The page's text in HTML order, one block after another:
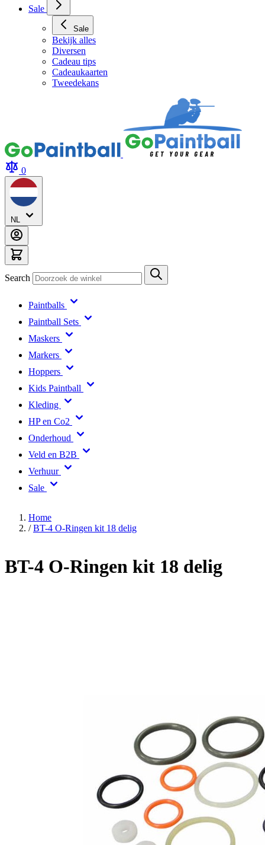
Sale
Sale
Bekijk alles
Diversen
Cadeau tips
Cadeaukaarten
Tweedekans
0
NL
Search
Paintballs
Paintball Sets
Maskers
Markers
Hoppers
Kids Paintball
Kleding
HP en Co2
Onderhoud
Veld en B2B
Verhuur
Sale
Home
/ BT-4 O-Ringen kit 18 delig
BT-4 O-Ringen kit 18 delig